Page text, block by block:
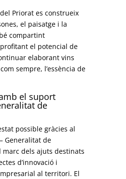
Priorat es construeix
el paisatge i la
compartint
el potencial de
elaborant vins
sempre, l’essència de
el suport
de
possible gràcies al
Generalitat de
marc dels ajuts destinats
d’innovació i
al territori. El